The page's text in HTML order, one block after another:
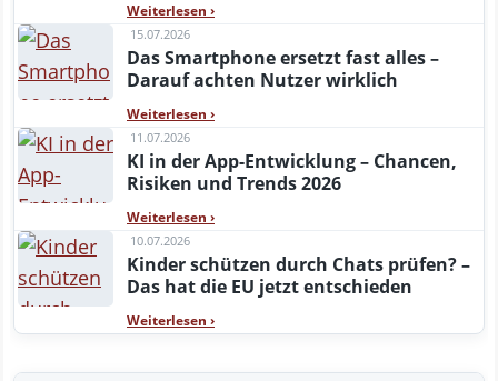
Weiterlesen ›
15.07.2026
Das Smartphone ersetzt fast alles –
Darauf achten Nutzer wirklich
Weiterlesen ›
11.07.2026
KI in der App-Entwicklung – Chancen,
Risiken und Trends 2026
Weiterlesen ›
10.07.2026
Kinder schützen durch Chats prüfen? –
Das hat die EU jetzt entschieden
Weiterlesen ›